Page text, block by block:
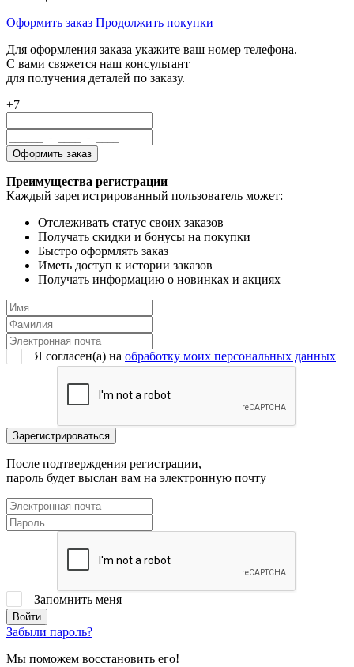
Оформить заказ Продолжить покупки
Для оформления заказа укажите ваш номер телефона.
С вами свяжется наш консультант
для получения деталей по заказу.
+7
Преимущества регистрации
Каждый зарегистрированный пользователь может:
Отслеживать статус своих заказов
Получать скидки и бонусы на покупки
Быстро оформлять заказ
Иметь доступ к истории заказов
Получать информацию о новинках и акциях
Я согласен(a) на обработку моих персональных данных
После подтверждения регистрации,
пароль будет выслан вам на электронную почту
Запомнить меня
Забыли пароль?
Мы поможем восстановить его!